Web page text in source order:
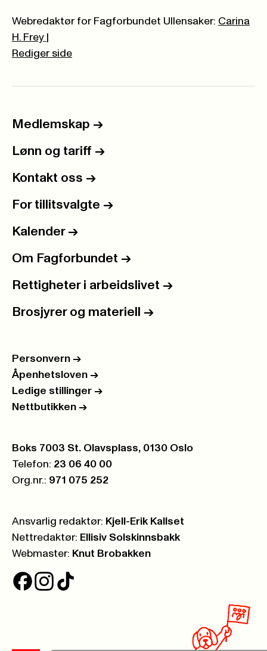
Webredaktør for Fagforbundet Ullensaker: Carina
H. Frey
Rediger side
Medlemskap ->
Lønn og tariff ->
Kontakt oss ->
For tillitsvalgte ->
Kalender ->
Om Fagforbundet ->
Rettigheter i arbeidslivet ->
Brosjyrer og materiell ->
Personvern ->
Åpenhetsloven ->
Ledige stillinger ->
Nettbutikken ->
Postboks:
Boks 7003 St. Olavsplass, 0130 Oslo
Telefon: 23 06 40 00
Org.nr.: 971 075 252
Ansvarlig redaktør: Kjell-Erik Kallset
Nettredaktør: Ellisiv Solskinnsbakk
Webmaster: Knut Brobakken